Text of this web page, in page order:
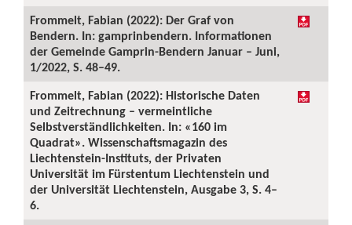
Frommelt, Fabian (2022): Der Graf von
Bendern. In: gamprinbendern. Informationen
der Gemeinde Gamprin-Bendern Januar – Juni,
1/2022, S. 48–49.
Frommelt, Fabian (2022): Historische Daten
und Zeitrechnung – vermeintliche
Selbstverständlichkeiten. In: «160 im
Quadrat». Wissenschaftsmagazin des
Liechtenstein-Instituts, der Privaten
Universität im Fürstentum Liechtenstein und
der Universität Liechtenstein, Ausgabe 3, S. 4–
6.